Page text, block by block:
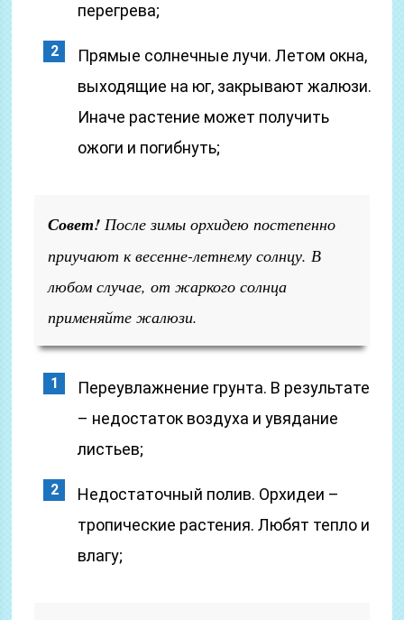
перегрева;
Прямые солнечные лучи. Летом окна,
выходящие на юг, закрывают жалюзи.
Иначе растение может получить
ожоги и погибнуть;
Совет! После зимы орхидею постепенно
приучают к весенне-летнему солнцу. В
любом случае, от жаркого солнца
применяйте жалюзи.
Переувлажнение грунта. В результате
– недостаток воздуха и увядание
листьев;
Недостаточный полив. Орхидеи –
тропические растения. Любят тепло и
влагу;